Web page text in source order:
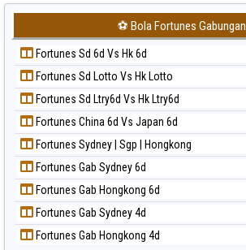
Paito Harian Sydney Lottery
Paito Harian Sydney Lottery 6d
Paito Harian Sydney Lotto
Paito Harian Sydney Pools 6d
Paito Harian Taipei
Paito Harian Taiwan
Prediksi Japan 6d
Prediksi Korea
Prediksi Kuda Lari
Prediksi Magnum Cambodia
Prediksi Nagoya
Prediksi North Carolina Day
Prediksi Pcso
Prediksi Sao Paulo
Prediksi Singapore
Prediksi Sydney
Prediksi Sydney Lottery
⚽ Bola Fortunes Gabungan
Fortunes Sd 6d Vs Hk 6d
Fortunes Sd Lotto Vs Hk Lotto
Fortunes Sd Ltry6d Vs Hk Ltry6d
Fortunes China 6d Vs Japan 6d
Fortunes Sydney | Sgp | Hongkong
Fortunes Gab Sydney 6d
Fortunes Gab Hongkong 6d
Fortunes Gab Sydney 4d
Fortunes Gab Hongkong 4d